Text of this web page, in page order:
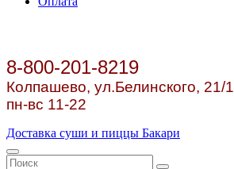
8-800-201-8219
Колпашево, ул.Белинского, 21/1
пн-вс 11-22
Доставка суши и пиццы Бакари